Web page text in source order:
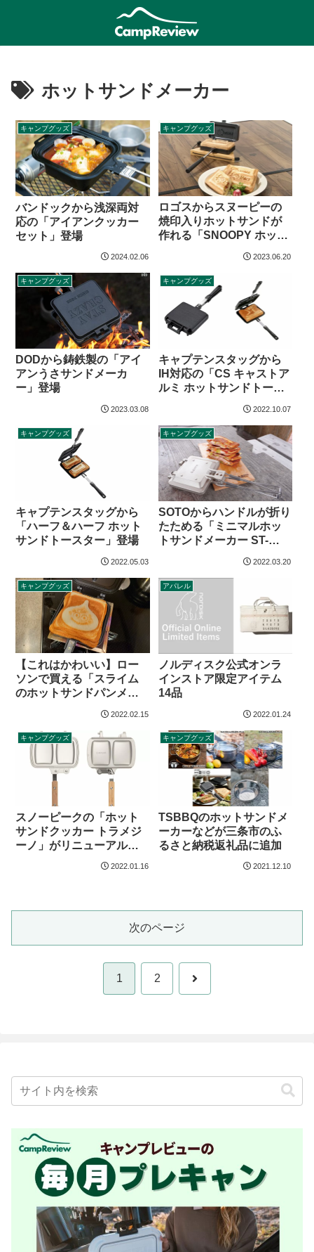
ホットサンドメーカー
キャンプグッズ
バンドックから浅深両対
応の「アイアンクッカー
セット」登場
2024.02.06
キャンプグッズ
ロゴスからスヌーピーの
焼印入りホットサンドが
作れる「SNOOPY ホット
2023.06.20
キャンプグッズ
DODから鋳鉄製の「アイ
アンうさサンドメーカ
ー」登場
2023.03.08
キャンプグッズ
キャプテンスタッグから
IH対応の「CS キャストア
ルミ ホットサンドトース
2022.10.07
キャンプグッズ
キャプテンスタッグから
「ハーフ＆ハーフ ホット
サンドトースター」登場
2022.05.03
キャンプグッズ
SOTOからハンドルが折り
たためる「ミニマルホッ
トサンドメーカー ST-
2022.03.20
キャンプグッズ
【これはかわいい】ロー
ソンで買える「スライム
のホットサンドパンメー
2022.02.15
アパレル
ノルディスク公式オンラ
インストア限定アイテム
14品
2022.01.24
キャンプグッズ
スノーピークの「ホット
サンドクッカー トラメジ
ーノ」がリニューアルし
2022.01.16
キャンプグッズ
TSBBQのホットサンドメ
ーカーなどが三条市のふ
るさと納税返礼品に追加
2021.12.10
次のページ
1 2 次